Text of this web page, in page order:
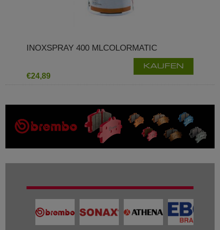
INOXSPRAY 400 MLCOLORMATIC
€24,89
KAUFEN